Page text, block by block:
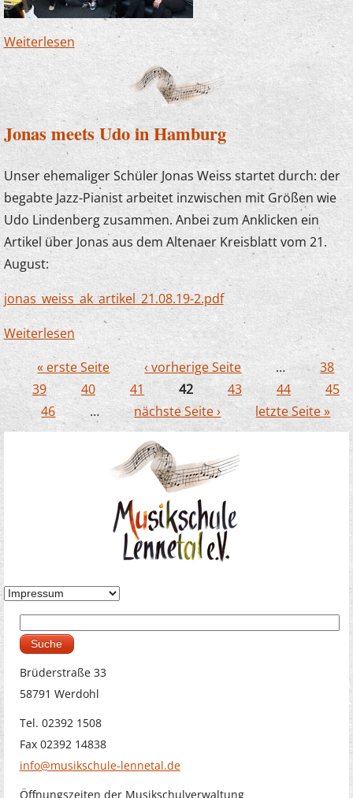
Weiterlesen über „Rock im Wohnzimmer“: Besonderes
Angebot für Musiker in Neuenrade
Jonas meets Udo in Hamburg
Unser ehemaliger Schüler Jonas Weiss startet durch: der
begabte Jazz-Pianist arbeitet inzwischen mit Größen wie
Udo Lindenberg zusammen. Anbei zum Anklicken ein
Artikel über Jonas aus dem Altenaer Kreisblatt vom 21.
August:
jonas_weiss_ak_artikel_21.08.19-2.pdf
Weiterlesenüber Jonas meets Udo in Hamburg
Seiten
« erste Seite ‹ vorherige Seite …
38
39
40 41 42 43 44
45
46
… nächste Seite › letzte Seite »
Suchformular
Brüderstraße 33
58791 Werdohl
Tel. 02392 1508
Fax 02392 14838
info@musikschule-lennetal.de
Öffnungszeiten der Musikschulverwaltung